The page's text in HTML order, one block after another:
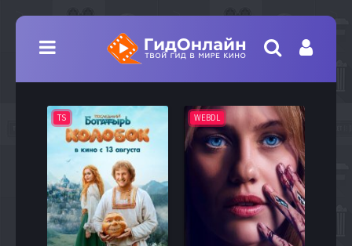
TS WEBDL